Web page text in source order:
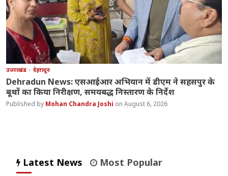
उत्तराखंड देहरादून
Dehradun News: एसआईआर अभियान में डीएम ने सहसपुर के
बूथों का किया निरीक्षण, समयबद्ध निस्तारण के निर्देश
Mohan Chandra Joshi August 6, 2026
Latest News Most Popular